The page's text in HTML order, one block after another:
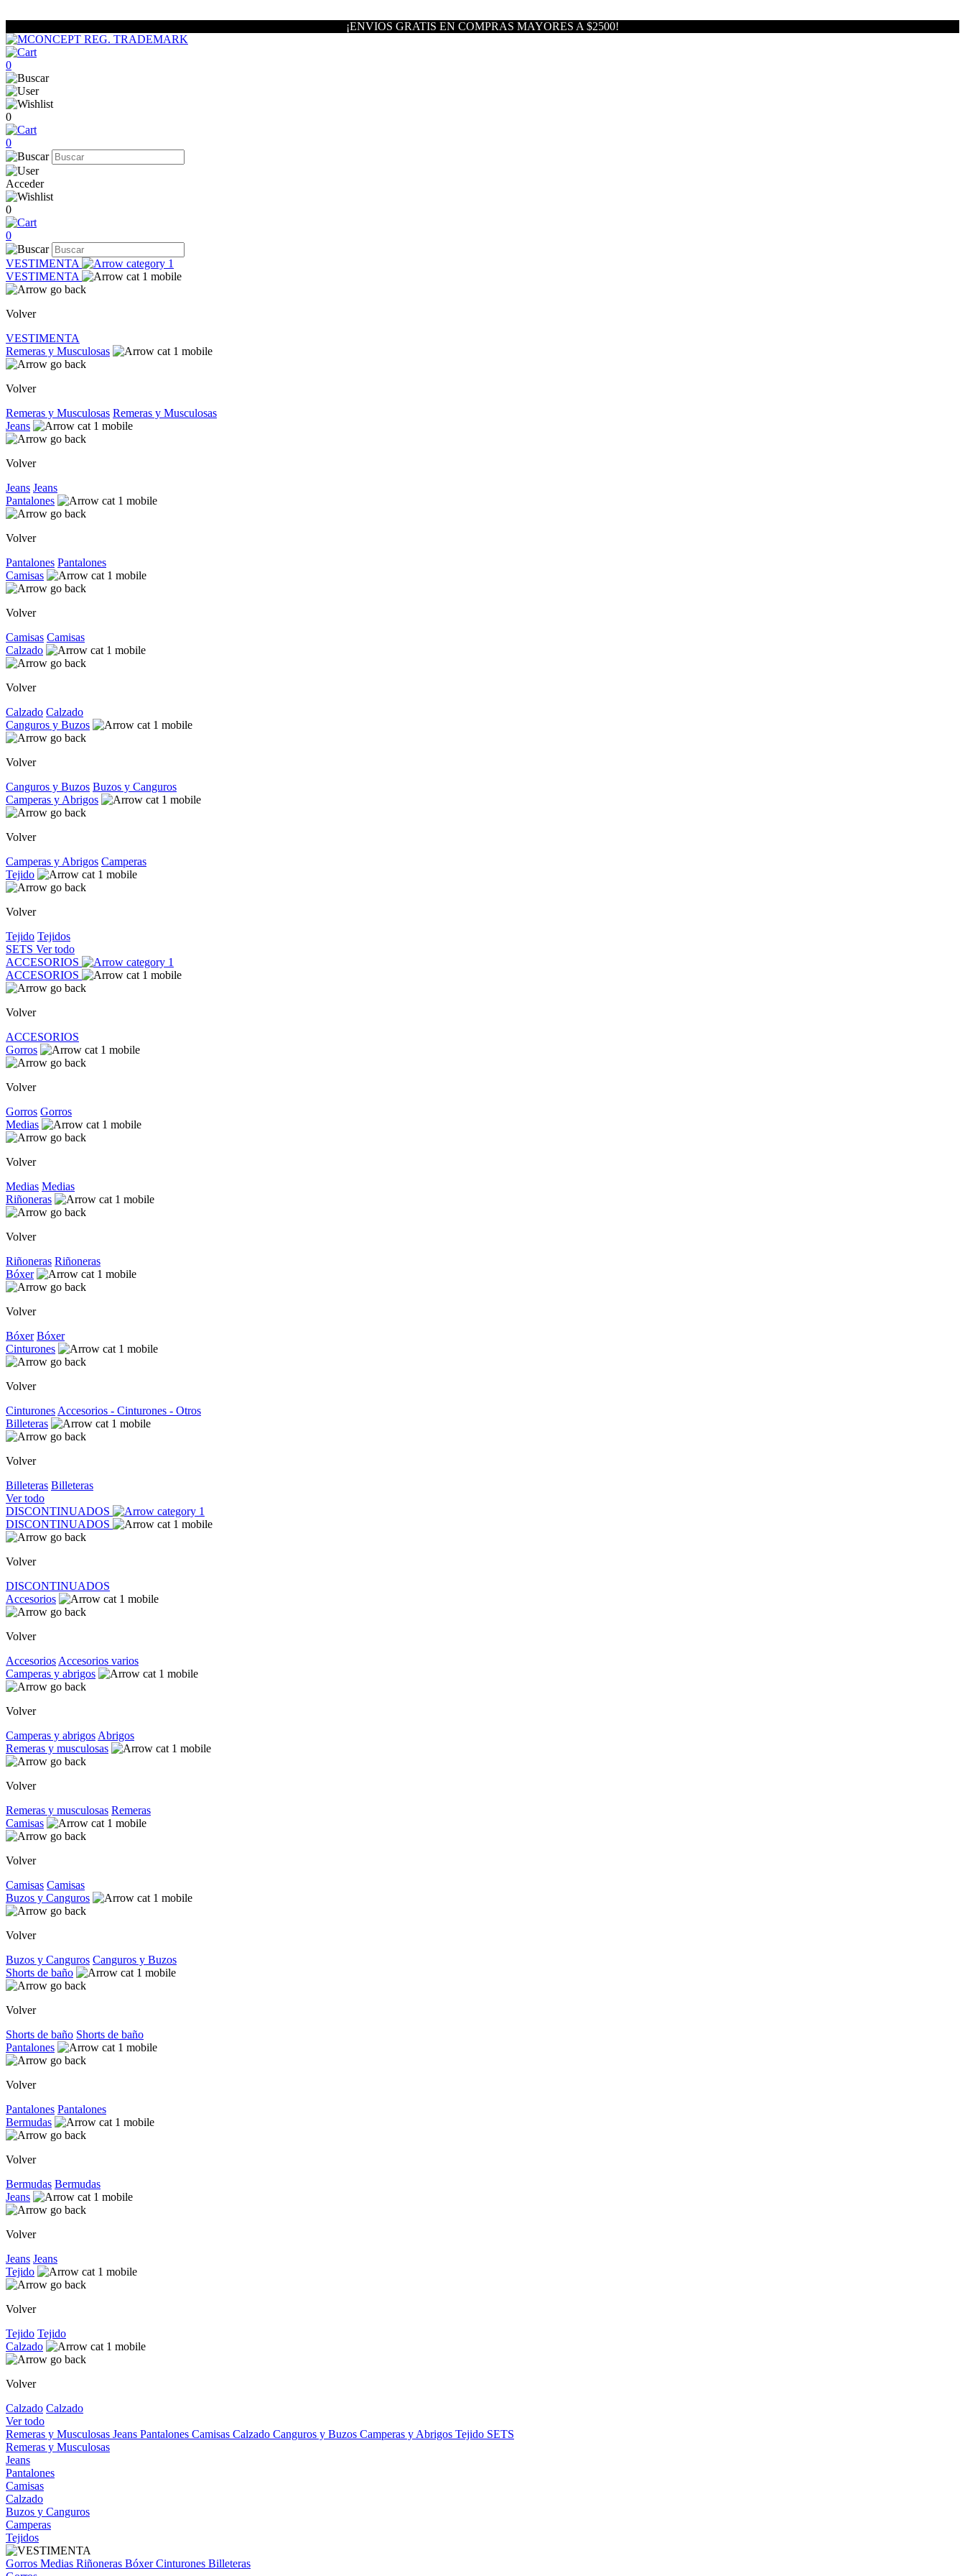
¡ENVIOS GRATIS EN COMPRAS MAYORES A $2500!
0
0
0
Acceder
0
0
VESTIMENTA
VESTIMENTA
Volver
VESTIMENTA
Remeras y Musculosas
Volver
Remeras y Musculosas Remeras y Musculosas
Jeans
Volver
Jeans Jeans
Pantalones
Volver
Pantalones Pantalones
Camisas
Volver
Camisas Camisas
Calzado
Volver
Calzado Calzado
Canguros y Buzos
Volver
Canguros y Buzos Buzos y Canguros
Camperas y Abrigos
Volver
Camperas y Abrigos Camperas
Tejido
Volver
Tejido Tejidos
SETS Ver todo
ACCESORIOS
ACCESORIOS
Volver
ACCESORIOS
Gorros
Volver
Gorros Gorros
Medias
Volver
Medias Medias
Riñoneras
Volver
Riñoneras Riñoneras
Bóxer
Volver
Bóxer Bóxer
Cinturones
Volver
Cinturones Accesorios - Cinturones - Otros
Billeteras
Volver
Billeteras Billeteras
Ver todo
DISCONTINUADOS
DISCONTINUADOS
Volver
DISCONTINUADOS
Accesorios
Volver
Accesorios Accesorios varios
Camperas y abrigos
Volver
Camperas y abrigos Abrigos
Remeras y musculosas
Volver
Remeras y musculosas Remeras
Camisas
Volver
Camisas Camisas
Buzos y Canguros
Volver
Buzos y Canguros Canguros y Buzos
Shorts de baño
Volver
Shorts de baño Shorts de baño
Pantalones
Volver
Pantalones Pantalones
Bermudas
Volver
Bermudas Bermudas
Jeans
Volver
Jeans Jeans
Tejido
Volver
Tejido Tejido
Calzado
Volver
Calzado Calzado
Ver todo
Remeras y Musculosas Jeans Pantalones Camisas Calzado Canguros y Buzos Camperas y Abrigos Tejido SETS
Remeras y Musculosas
Jeans
Pantalones
Camisas
Calzado
Buzos y Canguros
Camperas
Tejidos
Gorros Medias Riñoneras BóxerCinturones Billeteras